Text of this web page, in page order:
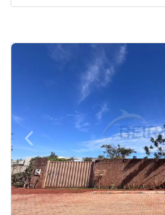
arrow_back_iosPrevious